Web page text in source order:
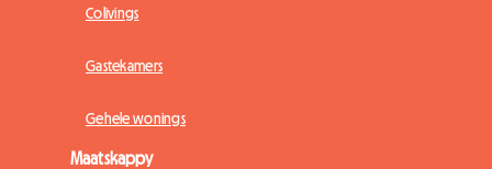
Colivings
Gastekamers
Gehele wonings
Maatskappy